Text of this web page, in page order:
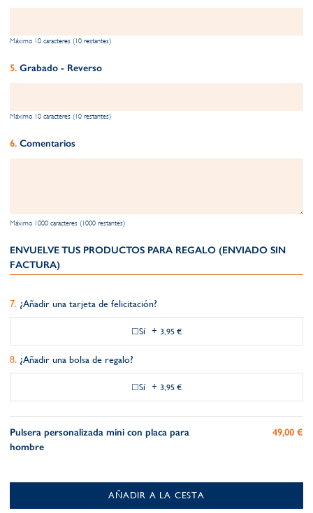
Máximo 10 caracteres (10 restantes)
Grabado - Reverso
Máximo 10 caracteres (10 restantes)
Comentarios
Máximo 1000 caracteres (1000 restantes)
ENVUELVE TUS PRODUCTOS PARA REGALO (ENVIADO SIN
FACTURA)
¿Añadir una tarjeta de felicitación?
Sí + 3,95 €
¿Añadir una bolsa de regalo?
Sí + 3,95 €
Pulsera personalizada mini con placa para
hombre
49,00 €
AÑADIR A LA CESTA